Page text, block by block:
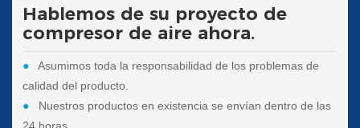
Hablemos de su proyecto de
compresor de aire ahora.
●
Asumimos toda la responsabilidad de los problemas de
calidad del producto.
●
Nuestros productos en existencia se envían dentro de las